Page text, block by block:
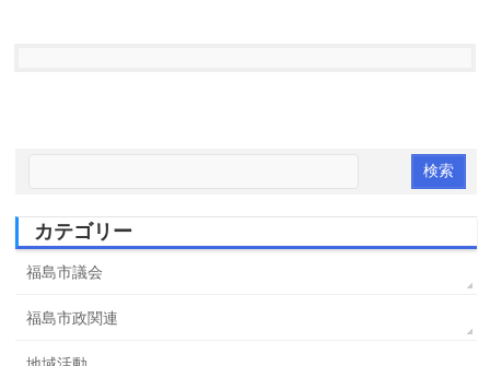
カテゴリー
福島市議会
福島市政関連